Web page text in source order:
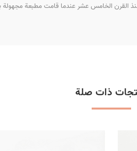
منذ القرن الخامس عشر عندما قامت مطبعة
ذات صلة